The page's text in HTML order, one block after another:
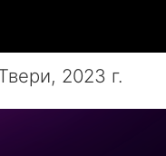
2023 г.